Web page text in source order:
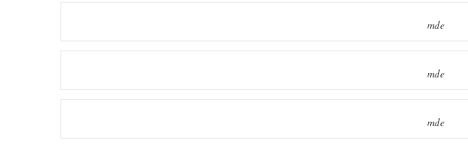
mde
mde
mde